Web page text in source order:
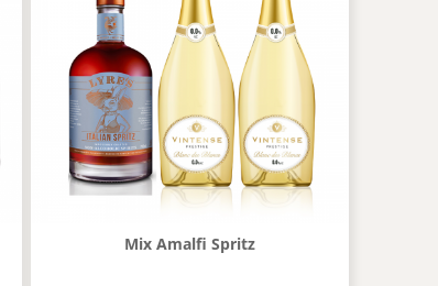
Mix Amalfi Spritz